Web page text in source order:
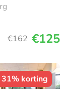
€162 €125
31% korting